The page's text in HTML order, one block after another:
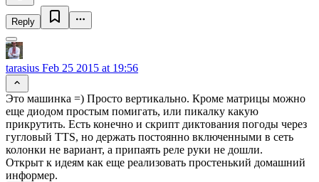
Reply
tarasius Feb 25 2015 at 19:56
Это машинка =) Просто вертикально. Кроме матрицы можно
еще диодом простым помигать, или пикалку какую
прикрутить. Есть конечно и скрипт диктования погоды через
гугловый TTS, но держать постоянно включенными в сеть
колонки не вариант, а припаять реле руки не дошли.
Открыт к идеям как еще реализовать простенький домашний
информер.